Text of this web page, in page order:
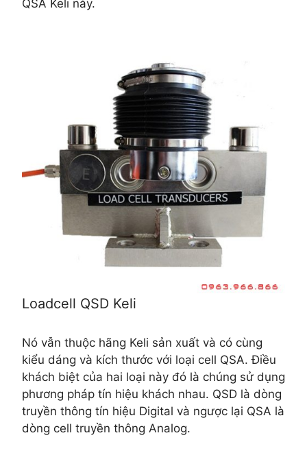
QSA Keli này.
Loadcell QSD Keli
Nó vẫn thuộc hãng Keli sản xuất và có cùng
kiểu dáng và kích thước với loại cell QSA. Điều
khách biệt của hai loại này đó là chúng sử dụng
phương pháp tín hiệu khách nhau. QSD là dòng
truyền thông tín hiệu Digital và ngược lại QSA là
dòng cell truyền thông Analog.